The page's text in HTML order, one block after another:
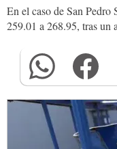
En el caso de San Pedro
259.01 a 268.95, tras un